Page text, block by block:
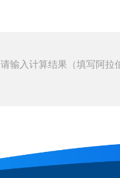
请输入计算结果（填写阿拉